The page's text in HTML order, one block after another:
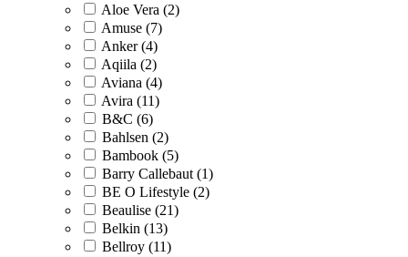
Aloe Vera (2)
Amuse (7)
Anker (4)
Aqiila (2)
Aviana (4)
Avira (11)
B&C (6)
Bahlsen (2)
Bambook (5)
Barry Callebaut (1)
BE O Lifestyle (2)
Beaulise (21)
Belkin (13)
Bellroy (11)